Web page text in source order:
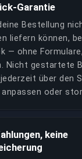
Garantie
Bestellung
liefern können,
— ohne
Nicht gestartete
über den
anpassen oder
keine